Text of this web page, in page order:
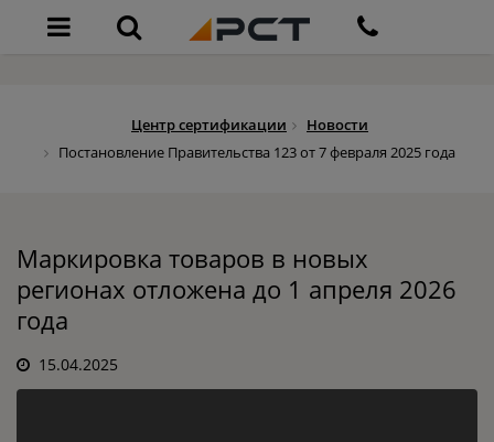
Центр сертификации
Новости
Постановление Правительства 123 от 7 февраля 2025 года
Маркировка товаров в новых
регионах отложена до 1 апреля 2026
года
15.04.2025